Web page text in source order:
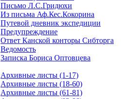
Письмо Л.С.Гридюхи
Из письма Аф.Кес.Кокорина
Путевой дневник экспедиции
Предупреждение
Ответ Канской конторы Сибторга
Ведомость
Записка Бориса Оптовцева
Архивные листы (1-17)
Архивные листы (18-60)
Архивные листы (61-81)